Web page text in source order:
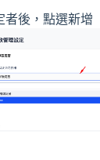
者後，點選新增